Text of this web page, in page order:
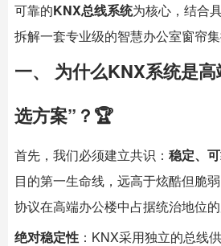
可靠的KNX总线系统为核心，结合
拆解一套专业级的智慧办公室窗帘集
一、 为什么KNX系统是
选方案”？🏆
首先，我们必须建立共识： 稳定、
目的第一生命线，远高于炫酷但脆
协议在高端办公楼中占据统治地位的
绝对稳定性 ：KNX采用独立的总线